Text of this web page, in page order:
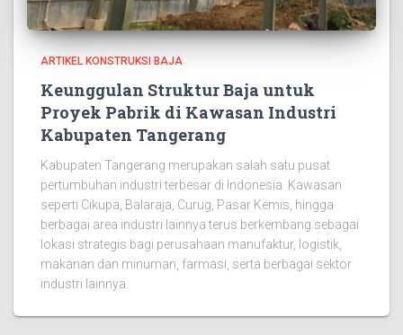
ARTIKEL KONSTRUKSI BAJA
Keunggulan Struktur Baja untuk
Proyek Pabrik di Kawasan Industri
Kabupaten Tangerang
Kabupaten Tangerang merupakan salah satu pusat
pertumbuhan industri terbesar di Indonesia. Kawasan
seperti Cikupa, Balaraja, Curug, Pasar Kemis, hingga
berbagai area industri lainnya terus berkembang sebagai
lokasi strategis bagi perusahaan manufaktur, logistik,
makanan dan minuman, farmasi, serta berbagai sektor
industri lainnya.